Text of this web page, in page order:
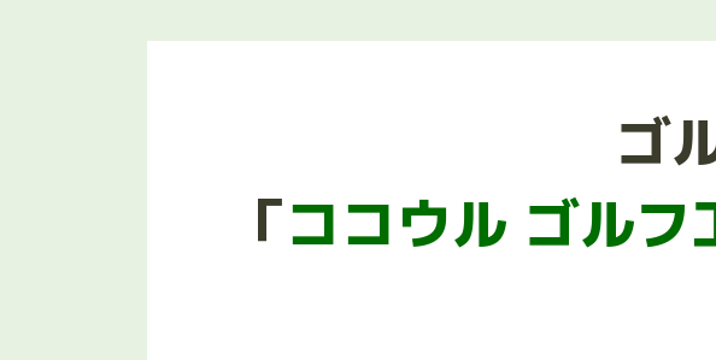
ゴ
「ココウル ゴルフ